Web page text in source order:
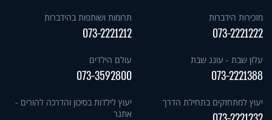
מזכירות הידברות
073-2221222
תרומות ושותפות בהידברות
073-2221212
עלון שבת - עונג שבת
073-2221388
עולם הילדים
073-3592800
יעוץ למתחזקים בתחילת הדרך
יעוץ לילדות בסיכון והדרכה להורים -
אתגר